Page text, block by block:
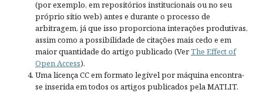
(por exemplo, em repositórios institucionais ou no seu
próprio sítio web) antes e durante o processo de
arbitragem, já que isso proporciona interações produtivas,
assim como a possibilidade de citações mais cedo e em
maior quantidade do artigo publicado (VerThe Effect of
Open Access).
Uma licença CC em formato legível por máquina encontra-
se inserida em todos os artigos publicados pela MATLIT.